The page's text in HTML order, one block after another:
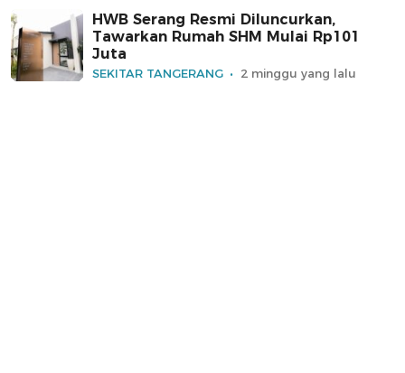
HWB Serang Resmi Diluncurkan,
Tawarkan Rumah SHM Mulai Rp101
Juta
SEKITAR TANGERANG 2 minggu yang lalu